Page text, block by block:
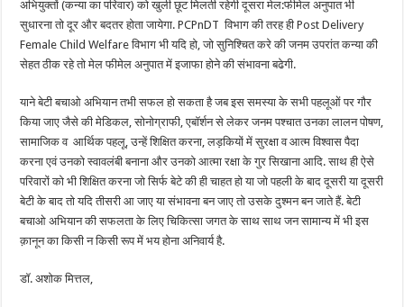
अभियुक्तों (कन्या का परिवार) को खुली छूट मिलती रहेगी दूसरा मेल:फीमेल अनुपात भी
सुधारना तो दूर और बदतर होता जायेगा. PCPnDT विभाग की तरह ही Post Delivery
Female Child Welfare विभाग भी यदि हो, जो सुनिश्चित करे की जनम उपरांत कन्या की
सेहत ठीक रहे तो मेल फीमेल अनुपात में इजाफा होने की संभावना बढेगी.
याने बेटी बचाओ अभियान तभी सफल हो सकता है जब इस समस्या के सभी पहलूओं पर गौर
किया जाए जैसे की मेडिकल, सोनोग्राफी, एबॉर्शन से लेकर जनम पश्चात उनका लालन पोषण,
सामाजिक व आर्थिक पहलू, उन्हें शिक्षित करना, लड़कियों में सुरक्षा व आत्म विश्वास पैदा
करना एवं उनको स्वावलंबी बनाना और उनको आत्मा रक्षा के गुर सिखाना आदि. साथ ही ऐसे
परिवारों को भी शिक्षित करना जो सिर्फ बेटे की ही चाहत हो या जो पहली के बाद दूसरी या दूसरी
बेटी के बाद तो यदि तीसरी आ जाए या संभावना बन जाए तो उसके दुश्मन बन जाते हैं. बेटी
बचाओ अभियान की सफलता के लिए चिकित्सा जगत के साथ साथ जन सामान्य में भी इस
क़ानून का किसी न किसी रूप में भय होना अनिवार्य है.
डॉ. अशोक मित्तल,